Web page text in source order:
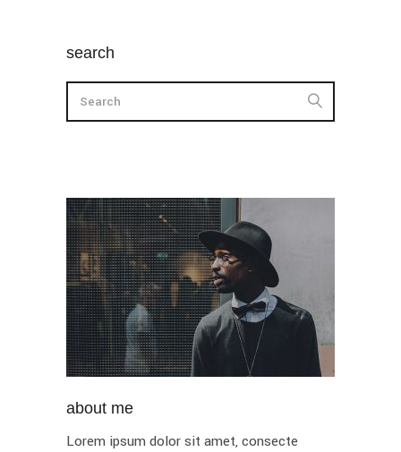
search
about me
Lorem ipsum dolor sit amet, consecte